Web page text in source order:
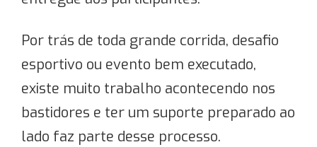
Por trás de toda grande corrida, desafio
esportivo ou evento bem executado,
existe muito trabalho acontecendo nos
bastidores e ter um suporte preparado ao
lado faz parte desse processo.